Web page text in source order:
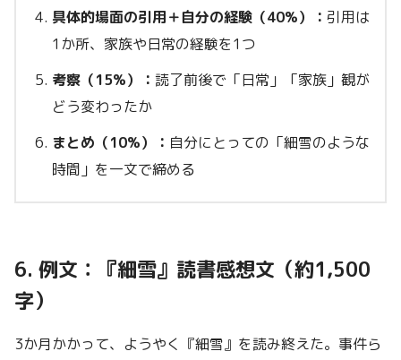
具体的場面の引用＋自分の経験（40%）： 引用は
1か所、家族や日常の経験を1つ
考察（15%）： 読了前後で「日常」「家族」観が
どう変わったか
まとめ（10%）： 自分にとっての「細雪のような
時間」を一文で締める
6. 例文：『細雪』読書感想文（約1,500
字）
3か月かかって、ようやく『細雪』を読み終えた。事件ら